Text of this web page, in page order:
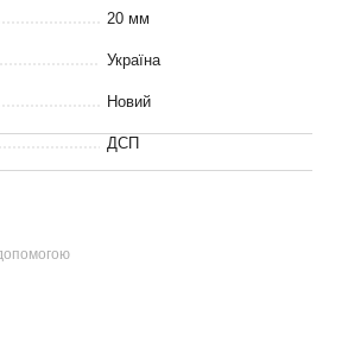
20 мм
Україна
Новий
ДСП